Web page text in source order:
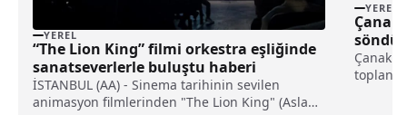
YEREL
“The Lion King” filmi orkestra eşliğinde
sanatseverlerle buluştu haberi
İSTANBUL (AA) - Sinema tarihinin sevilen
animasyon filmlerinden "The Lion King" (Aslan
YEREL